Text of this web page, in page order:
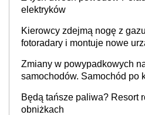
elektryków
Kierowcy zdejmą nogę z
fotoradary i montuje nowe
Zmiany w powypadkowych
samochodów. Samochód po
producenta
Będą tańsze paliwa? Resort
obniżkach